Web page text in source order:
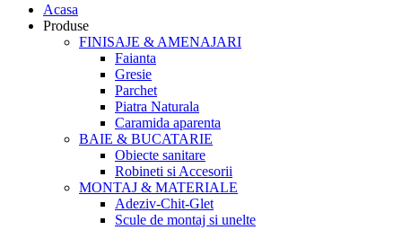
Acasa
Produse
FINISAJE & AMENAJARI
Faianta
Gresie
Parchet
Piatra Naturala
Caramida aparenta
BAIE & BUCATARIE
Obiecte sanitare
Robineti si Accesorii
MONTAJ & MATERIALE
Adeziv-Chit-Glet
Scule de montaj si unelte